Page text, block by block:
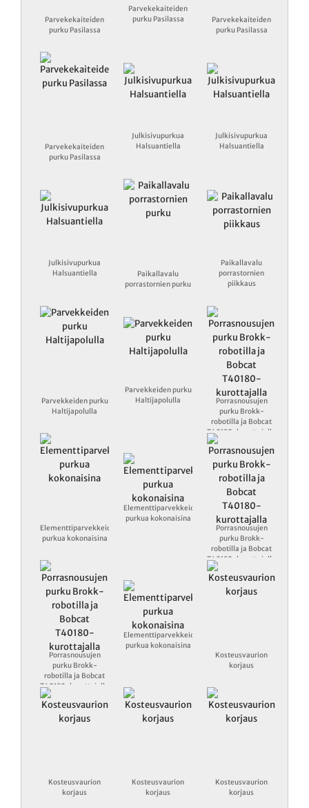
Parvekekaiteiden
purku Pasilassa
Parvekekaiteiden
purku Pasilassa
Parvekekaiteiden
purku Pasilassa
Parvekekaiteiden
purku Pasilassa
Julkisivupurkua
Halsuantiella
Julkisivupurkua
Halsuantiella
Julkisivupurkua
Halsuantiella
Paikallavalu
porrastornien purku
Paikallavalu
porrastornien
piikkaus
Parvekkeiden purku
Haltijapolulla
Parvekkeiden purku
Haltijapolulla
Porrasnousujen
purku Brokk-
robotilla ja Bobcat
T40180-kurottajalla
Elementtiparvekkeiden
purkua kokonaisina
Elementtiparvekkeiden
purkua kokonaisina
Porrasnousujen
purku Brokk-
robotilla ja Bobcat
T40180-kurottajalla
Porrasnousujen
purku Brokk-
robotilla ja Bobcat
T40180-kurottajalla
Elementtiparvekkeiden
purkua kokonaisina
Kosteusvaurion
korjaus
Kosteusvaurion
korjaus
Kosteusvaurion
korjaus
Kosteusvaurion
korjaus